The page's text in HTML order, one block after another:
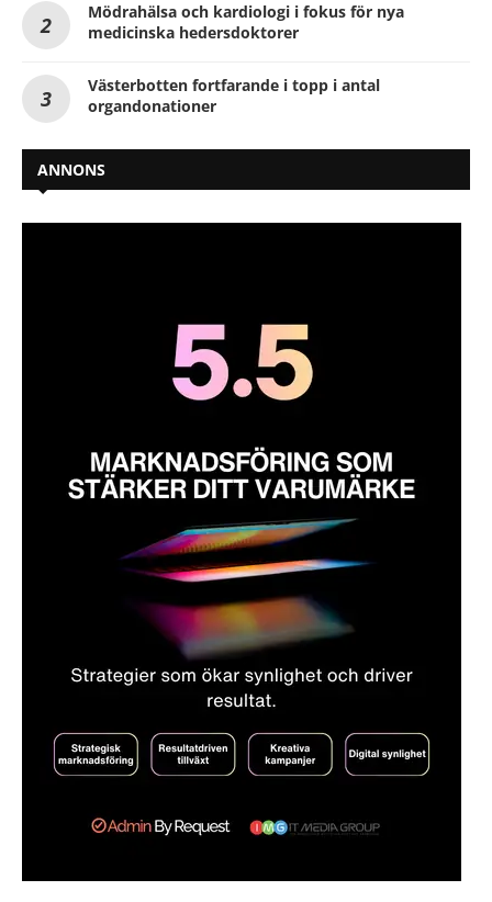
Mödrahälsa och kardiologi i fokus för nya
medicinska hedersdoktorer
Västerbotten fortfarande i topp i antal
organdonationer
ANNONS